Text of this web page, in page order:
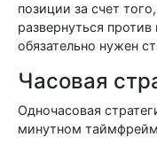
позиции за счет
развернуться
обязательно нужен
Часовая
Одночасовая
минутном